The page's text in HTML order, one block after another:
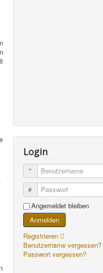
Login
Benutzername
Passwort
Angemeldet bleiben
Anmelden
Registrieren
Benutzername vergessen?
Passwort vergessen?